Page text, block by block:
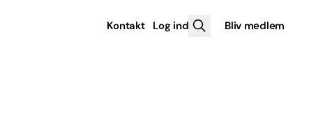
Kontakt Log ind Bliv medlem